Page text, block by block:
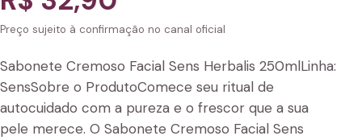
Preço sujeito à confirmação no canal oficial
Sabonete Cremoso Facial Sens Herbalis 250mlLinha:
SensSobre o ProdutoComece seu ritual de
autocuidado com a pureza e o frescor que a sua
pele merece. O Sabonete Cremoso Facial Sens